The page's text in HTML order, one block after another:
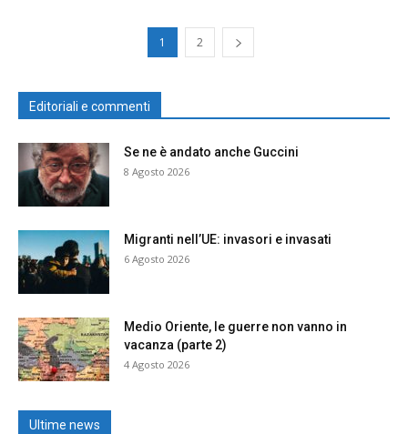
1 2
Editoriali e commenti
Se ne è andato anche Guccini
8 Agosto 2026
Migranti nell’UE: invasori e invasati
6 Agosto 2026
Medio Oriente, le guerre non vanno in
vacanza (parte 2)
4 Agosto 2026
Ultime news